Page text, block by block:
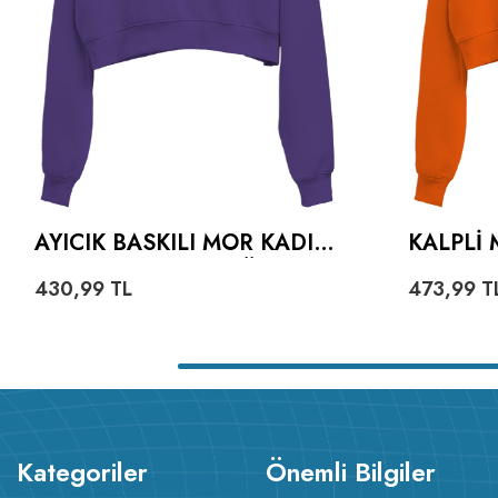
AYICIK BASKILI MOR KADIN
SWEATSHIRT
430,99 TL
KALPLI
HOODIE
473,99
Kategoriler Önemli Bilgiler